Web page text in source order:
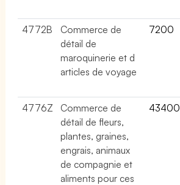
4772B
Commerce de
détail de
maroquinerie et d
articles de voyage
7200
4776Z
Commerce de
détail de fleurs,
plantes, graines,
engrais, animaux
de compagnie et
aliments pour ces
43400